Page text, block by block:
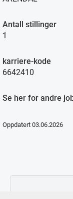
Antall stillinger
1
karriere-kode
6642410
Se her for andre
Oppdatert 03.06.2026